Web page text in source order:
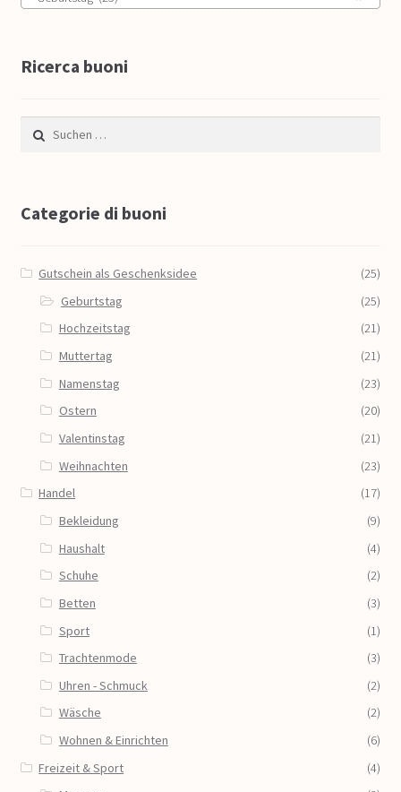
Ricerca buoni
Suche nach:
Categorie di buoni
Gutschein als Geschenksidee
(25)
Geburtstag
(25)
Hochzeitstag
(21)
Muttertag
(21)
Namenstag
(23)
Ostern
(20)
Valentinstag
(21)
Weihnachten
(23)
Handel
(17)
Bekleidung
(9)
Haushalt
(4)
Schuhe
(2)
Betten
(3)
Sport
(1)
Trachtenmode
(3)
Uhren - Schmuck
(2)
Wäsche
(2)
Wohnen & Einrichten
(6)
Freizeit & Sport
(4)